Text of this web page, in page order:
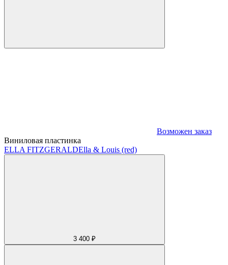
Возможен заказ
Виниловая пластинка
ELLA FITZGERALDElla & Louis (red)
3 400 ₽